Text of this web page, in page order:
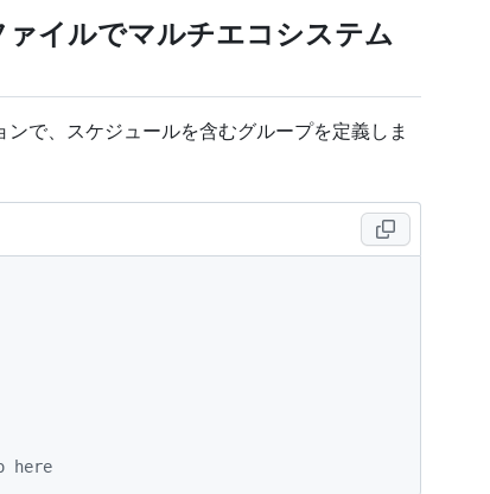
ァイルでマルチエコシステム
ンで、スケジュールを含むグループを定義しま
here